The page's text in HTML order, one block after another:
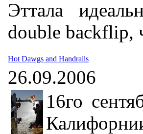
Эттала
double backflip,
Hot Dawgs and Handrails
26.09.2006
16го